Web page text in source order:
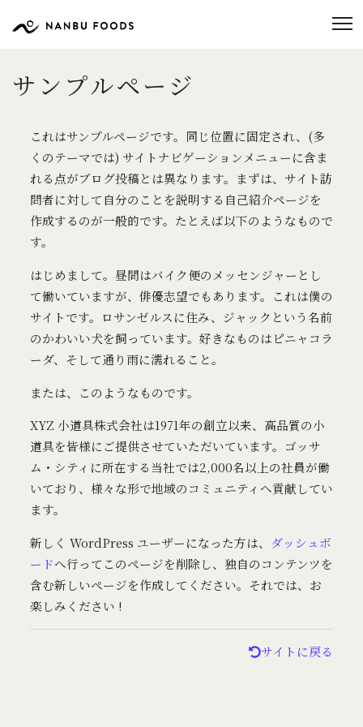
サンプルページ
これはサンプルページです。同じ位置に固定され、(多
くのテーマでは) サイトナビゲーションメニューに含ま
れる点がブログ投稿とは異なります。まずは、サイト訪
問者に対して自分のことを説明する自己紹介ページを
作成するのが一般的です。たとえば以下のようなもので
す。
はじめまして。昼間はバイク便のメッセンジャーとし
て働いていますが、俳優志望でもあります。これは僕の
サイトです。ロサンゼルスに住み、ジャックという名前
のかわいい犬を飼っています。好きなものはピニャコラ
ーダ、そして通り雨に濡れること。
または、このようなものです。
XYZ 小道具株式会社は1971年の創立以来、高品質の小
道具を皆様にご提供させていただいています。ゴッサ
ム・シティに所在する当社では2,000名以上の社員が働
いており、様々な形で地域のコミュニティへ貢献してい
ます。
新しく WordPress ユーザーになった方は、 ダッシュボ
ードへ行ってこのページを削除し、独自のコンテンツを
含む新しいページを作成してください。それでは、お
楽しみください !
サイトに戻る